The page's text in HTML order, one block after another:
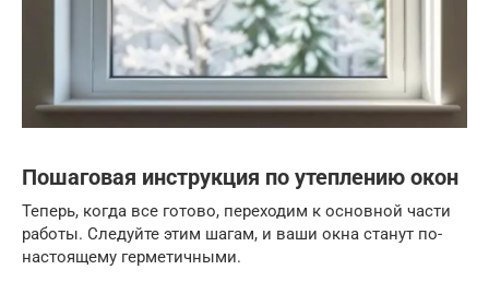
Пошаговая инструкция по утеплению окон
Теперь, когда все готово, переходим к основной части
работы. Следуйте этим шагам, и ваши окна станут по-
настоящему герметичными.